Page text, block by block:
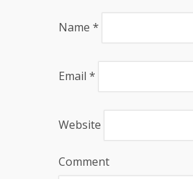
Name *
Email *
Website
Comment